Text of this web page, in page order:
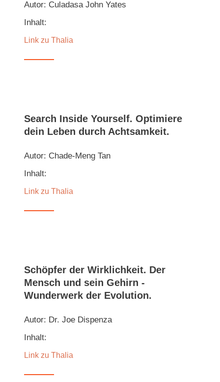
Autor: Culadasa John Yates
Inhalt:
Link zu Thalia
Search Inside Yourself. Optimiere
dein Leben durch Achtsamkeit.
Autor: Chade-Meng Tan
Inhalt:
Link zu Thalia
Schöpfer der Wirklichkeit. Der
Mensch und sein Gehirn -
Wunderwerk der Evolution.
Autor: Dr. Joe Dispenza
Inhalt:
Link zu Thalia